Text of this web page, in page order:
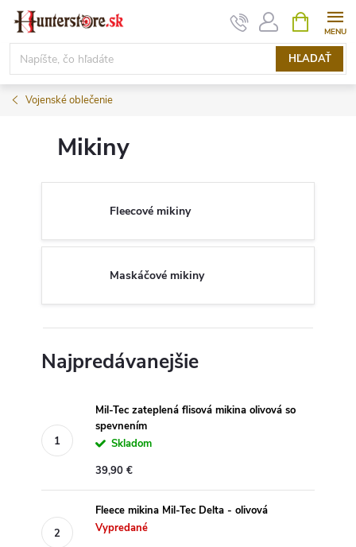
Prejsť
obsah
HĽADAŤ
KOŠÍK
Vojenské oblečenie
Mikiny
Fleecové mikiny
Maskáčové mikiny
Najpredávanejšie
Mil-Tec zateplená flisová mikina olivová so
spevnením
Skladom
39,90 €
Fleece mikina Mil-Tec Delta - olivová
Vypredané